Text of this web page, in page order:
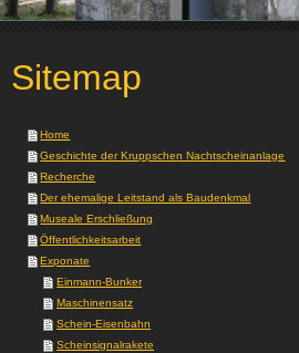
Sitemap
Home
Geschichte der Kruppschen Nachtscheinanlage
Recherche
Der ehemalige Leitstand als Baudenkmal
Museale Erschließung
Öffentlichkeitsarbeit
Exponate
Einmann-Bunker
Maschinensatz
Schein-Eisenbahn
Scheinsignalrakete